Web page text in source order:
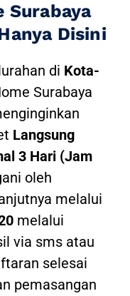
Surabaya
Disini
di Kota-
Surabaya
Langsung
3 Hari (Jam
oleh
melalui
melalui
via sms atau
selesai
pemasangan